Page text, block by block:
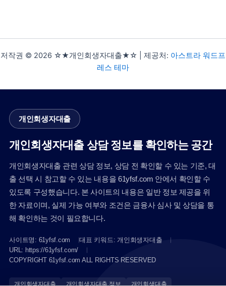
저작권 © 2026 ☆★개인회생자대출★☆ | 제공처: 아스트라 워드프
레스 테마
개인회생자대출
개인회생자대출 상담 정보를 확인하는 공간
개인회생자대출 관련 상담 정보, 상담 전 확인할 수 있는 기준, 대
출 선택 시 참고할 수 있는 내용을 61yfsf.com 안에서 확인할 수
있도록 구성했습니다. 본 사이트의 내용은 일반 정보 제공을 위
한 자료이며, 실제 가능 여부와 조건은 금융사 심사 및 상담을 통
해 확인하는 것이 필요합니다.
사이트명: 61yfsf.com
대표 키워드: 개인회생자대출
URL: https://61yfsf.com/
COPYRIGHT 61yfsf.com ALL RIGHTS RESERVED
개인회생자대출 개인회생자대출 정보 개인회생대출